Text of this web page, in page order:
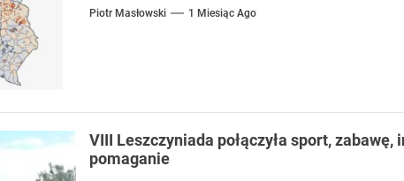
Piotr Masłowski 1 Miesiąc Ago
VIII Leszczyniada połączyła sport, zabawę,
pomaganie